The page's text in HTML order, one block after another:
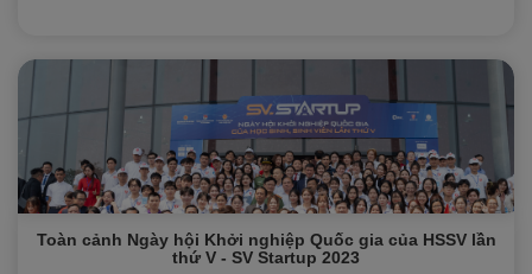
Toàn cảnh Ngày hội Khởi nghiệp Quốc gia của HSSV lần
thứ V - SV Startup 2023